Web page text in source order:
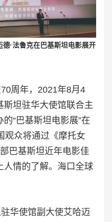
·法鲁克在巴基斯坦电影展开
周年，2021年8月4
斯坦驻华大使馆联合主
“巴基斯坦电影展”在
观众将通过《摩托女
巴基斯坦近年电影佳
人情的了解。海口全球
华使馆副大使艾哈迈